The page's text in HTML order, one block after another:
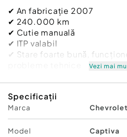
✔ An fabricație 2007
✔ 240.000 km
✔ Cutie manuală
✔ ITP valabil
✔ Stare foarte bună,
✅ Distribuție
✅ Ulei și filtre
✅ Discuri și plăcuțe față noi
✅ Plăcuțe frână
Vezi mai
Specificații
Marca Chevrolet
Model Captiva